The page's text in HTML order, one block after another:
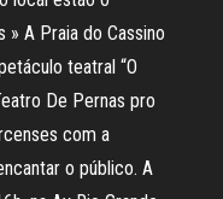
A Praia do Cassino
teatral “O
De Pernas pro
com a
o público. A